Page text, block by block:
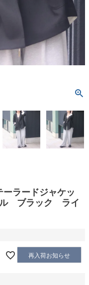
ラードジャケッ
ブラック ライ
再入荷お知らせ